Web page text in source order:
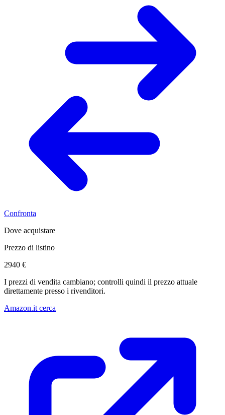
Confronta
Dove acquistare
Prezzo di listino
2940 €
I prezzi di vendita cambiano; controlli quindi il prezzo attuale
direttamente presso i rivenditori.
Amazon.it cerca